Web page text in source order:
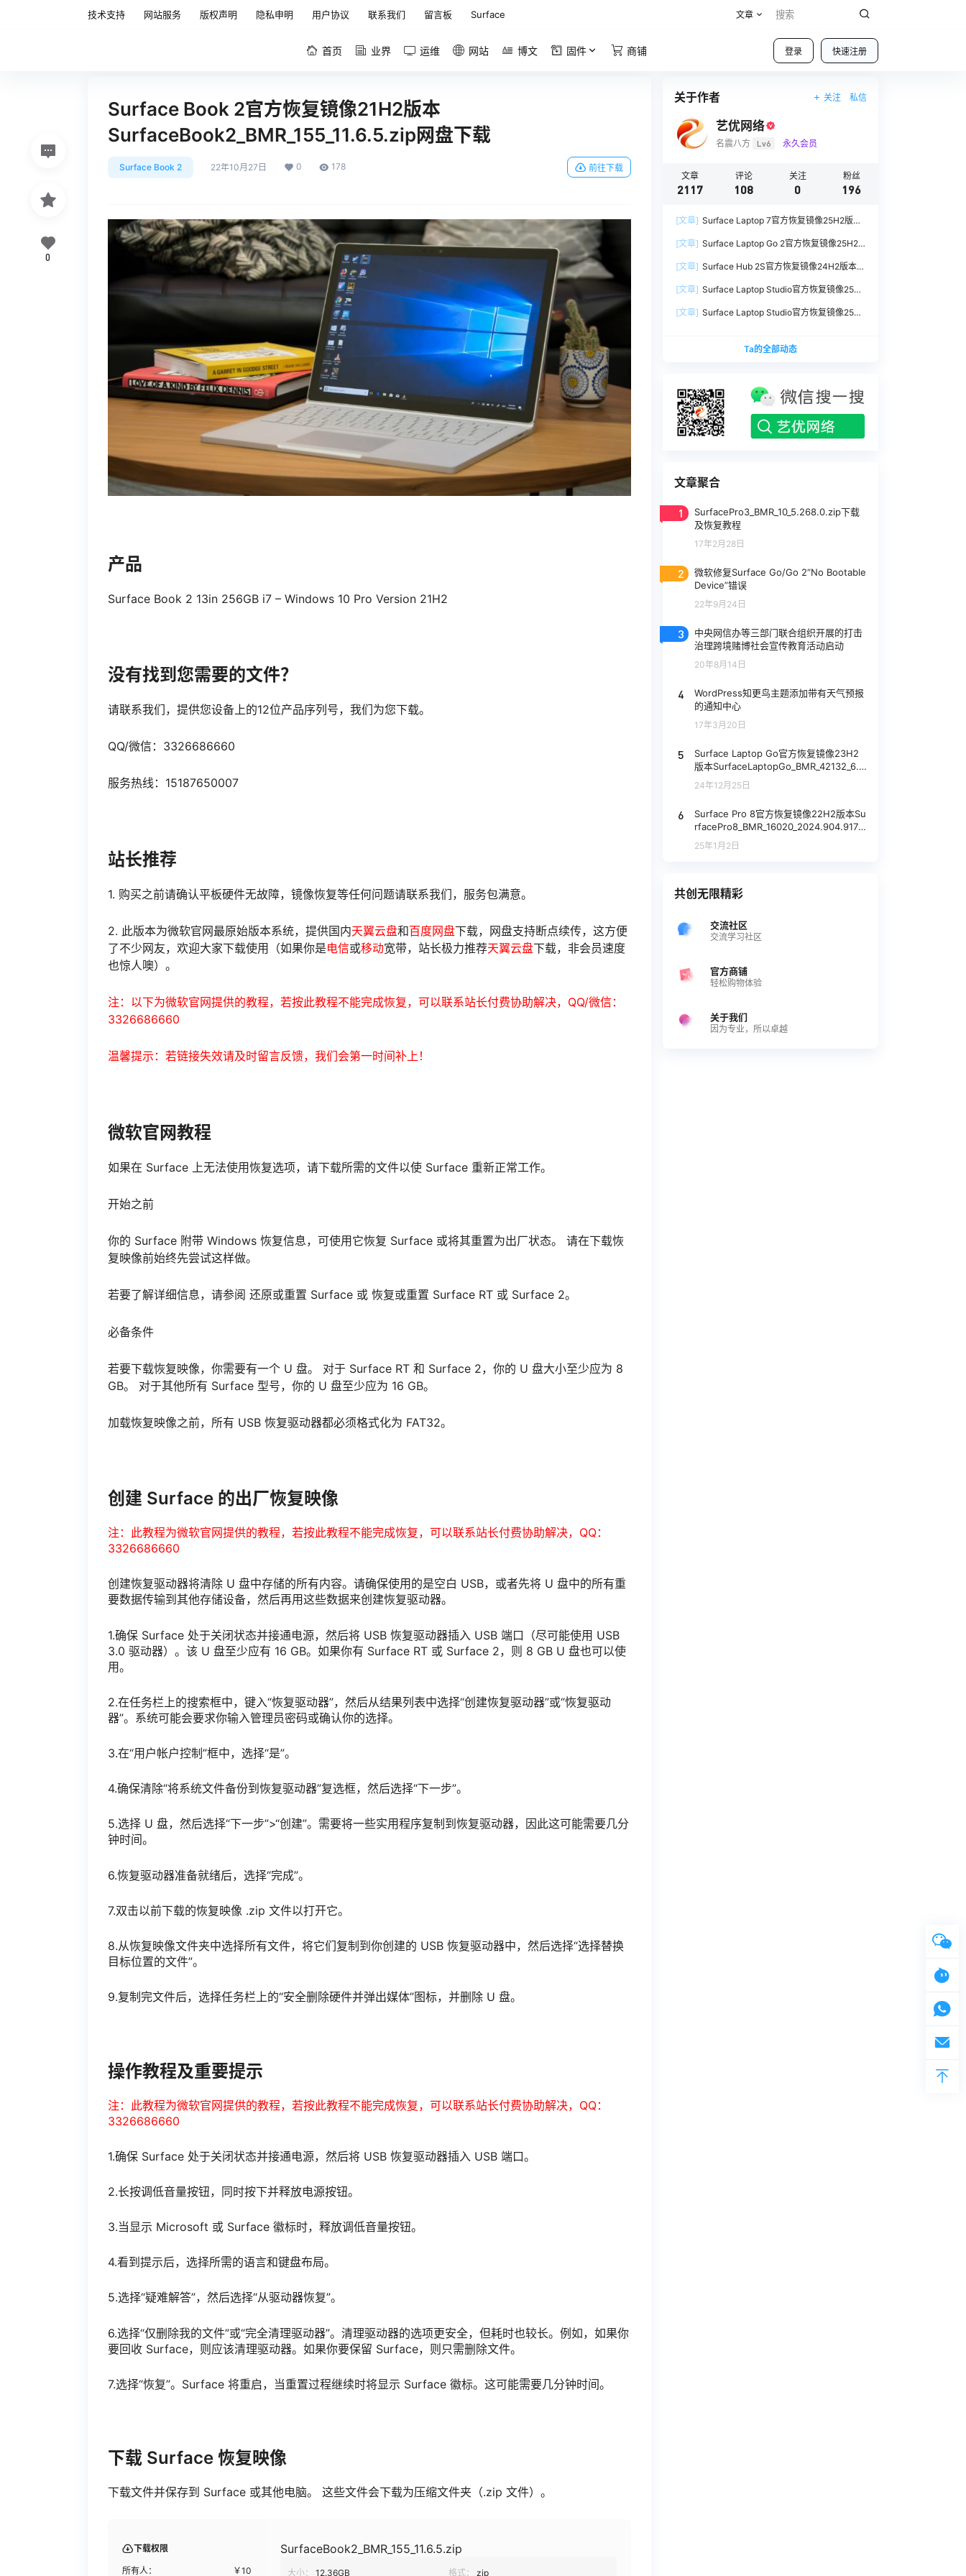
技术支持 网站服务 版权声明 隐私申明 用户协议 联系我们 留言板 Surface 文章
登录 快速注册
首页 业界 运维 网站 博文 固件 商铺
Surface Book 2官方恢复镜像21H2版本
SurfaceBook2_BMR_155_11.6.5.zip网盘下载
Surface Book 2 22年10月27日 0 178 前往下载
产品
Surface Book 2 13in 256GB i7 – Windows 10 Pro Version 21H2
没有找到您需要的文件？
请联系我们，提供您设备上的12位产品序列号，我们为您下载。
QQ/微信：3326686660
服务热线：15187650007
站长推荐
1. 购买之前请确认平板硬件无故障，镜像恢复等任何问题请联系我们，服务包满意。
2. 此版本为微软官网最原始版本系统，提供国内天翼云盘和百度网盘下载，网盘支持断点续传，这方便
了不少网友，欢迎大家下载使用（如果你是电信或移动宽带，站长极力推荐天翼云盘下载，非会员速度
也惊人噢）。
注：以下为微软官网提供的教程，若按此教程不能完成恢复，可以联系站长付费协助解决，QQ/微信：
3326686660
温馨提示：若链接失效请及时留言反馈，我们会第一时间补上！
微软官网教程
如果在 Surface 上无法使用恢复选项，请下载所需的文件以使 Surface 重新正常工作。
开始之前
你的 Surface 附带 Windows 恢复信息，可使用它恢复 Surface 或将其重置为出厂状态。 请在下载恢
复映像前始终先尝试这样做。
若要了解详细信息，请参阅 还原或重置 Surface 或 恢复或重置 Surface RT 或 Surface 2。
必备条件
若要下载恢复映像，你需要有一个 U 盘。 对于 Surface RT 和 Surface 2，你的 U 盘大小至少应为 8
GB。 对于其他所有 Surface 型号，你的 U 盘至少应为 16 GB。
加载恢复映像之前，所有 USB 恢复驱动器都必须格式化为 FAT32。
创建 Surface 的出厂恢复映像
注：此教程为微软官网提供的教程，若按此教程不能完成恢复，可以联系站长付费协助解决，QQ：
3326686660
创建恢复驱动器将清除 U 盘中存储的所有内容。请确保使用的是空白 USB，或者先将 U 盘中的所有重
要数据传输到其他存储设备，然后再用这些数据来创建恢复驱动器。
1.确保 Surface 处于关闭状态并接通电源，然后将 USB 恢复驱动器插入 USB 端口（尽可能使用 USB
3.0 驱动器）。该 U 盘至少应有 16 GB。如果你有 Surface RT 或 Surface 2，则 8 GB U 盘也可以使
用。
2.在任务栏上的搜索框中，键入“恢复驱动器”，然后从结果列表中选择“创建恢复驱动器”或“恢复驱动
器”。系统可能会要求你输入管理员密码或确认你的选择。
3.在“用户帐户控制”框中，选择“是”。
4.确保清除“将系统文件备份到恢复驱动器”复选框，然后选择“下一步”。
5.选择 U 盘，然后选择“下一步”>“创建”。需要将一些实用程序复制到恢复驱动器，因此这可能需要几分
钟时间。
6.恢复驱动器准备就绪后，选择“完成”。
7.双击以前下载的恢复映像 .zip 文件以打开它。
8.从恢复映像文件夹中选择所有文件，将它们复制到你创建的 USB 恢复驱动器中，然后选择“选择替换
目标位置的文件”。
9.复制完文件后，选择任务栏上的“安全删除硬件并弹出媒体”图标，并删除 U 盘。
操作教程及重要提示
注：此教程为微软官网提供的教程，若按此教程不能完成恢复，可以联系站长付费协助解决，QQ：
3326686660
1.确保 Surface 处于关闭状态并接通电源，然后将 USB 恢复驱动器插入 USB 端口。
2.长按调低音量按钮，同时按下并释放电源按钮。
3.当显示 Microsoft 或 Surface 徽标时，释放调低音量按钮。
4.看到提示后，选择所需的语言和键盘布局。
5.选择“疑难解答”，然后选择“从驱动器恢复”。
6.选择“仅删除我的文件”或“完全清理驱动器”。清理驱动器的选项更安全，但耗时也较长。例如，如果你
要回收 Surface，则应该清理驱动器。如果你要保留 Surface，则只需删除文件。
7.选择“恢复”。Surface 将重启，当重置过程继续时将显示 Surface 徽标。这可能需要几分钟时间。
下载 Surface 恢复映像
下载文件并保存到 Surface 或其他电脑。 这些文件会下载为压缩文件夹（.zip 文件）。
下载权限
所有人： ￥10
SurfaceBook2_BMR_155_11.6.5.zip
大小： 12.36GB 格式： zip
0
关于作者 关注 私信
艺优网络
名震八方 Lv6 永久会员
文章
2117
评论
108
关注
0
粉丝
196
[文章] Surface Laptop 7官方恢复镜像25H2版本
254.zip网盘下载
[文章] Surface Laptop Go 2官方恢复镜像25H2
SurfaceLaptopGo2_BMR_42032_2026.507.118
98505.zip网盘下载
[文章] Surface Hub 2S官方恢复镜像24H2版本
7.zip网盘下载
[文章] Surface Laptop Studio官方恢复镜像25H2
SurfaceLaptopStudio_BMR_42032_2026.402.1
[文章] Surface Laptop Studio官方恢复镜像25H2
SurfaceLaptopStudio_BMR_12010_2026.402.11
740375.zip网盘下载
Ta的全部动态
文章聚合
1
SurfacePro3_BMR_10_5.268.0.zip下载
及恢复教程
17年2月28日
2
微软修复Surface Go/Go 2“No Bootable
Device”错误
22年9月24日
3
中央网信办等三部门联合组织开展的打击
治理跨境赌博社会宣传教育活动启动
20年8月14日
4
WordPress知更鸟主题添加带有天气预报
的通知中心
17年3月20日
5
Surface Laptop Go官方恢复镜像23H2
版本SurfaceLaptopGo_BMR_42132_6.2
406.1_china_home_smode_consumer_
wifi.zip网盘下载
24年12月25日
6
Surface Pro 8官方恢复镜像22H2版本Su
rfacePro8_BMR_16020_2024.904.9176
004.zip网盘下载
25年1月2日
共创无限精彩
交流社区
交流学习社区
官方商铺
轻松购物体验
关于我们
因为专业，所以卓越